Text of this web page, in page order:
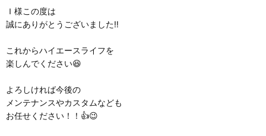
Ｉ様この度は
誠にありがとうございました⁡‼️
これからハイエースライフを
楽しんでください😆
よろしければ今後の
メンテナンスやカスタムなども
お任せください！！👍😉